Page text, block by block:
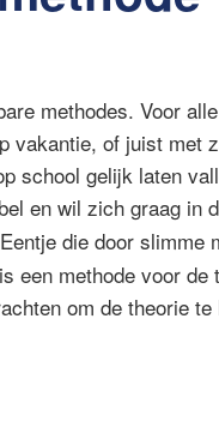
methodes. Voor
vakantie, of juist met
school gelijk laten
en wil zich graag in
die door slimme
een methode voor de
om de theorie te